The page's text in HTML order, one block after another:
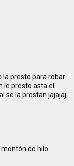
la presto para robar
le presto asta el
se la prestan jajajaj
de hilo